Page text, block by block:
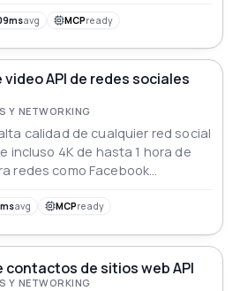
avg MCPready
video API de redes sociales
Y NETWORKING
calidad de cualquier red social
incluso 4K de hasta 1 hora de
redes como Facebook
avg MCPready
contactos de sitios web API
Y NETWORKING